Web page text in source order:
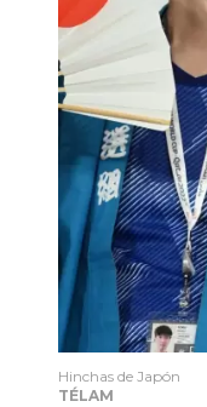
Hinchas de Japón
TÉLAM